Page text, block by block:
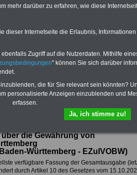
herunterladen, auch für Beschäftigte des
Beamtenversor-gung, Beihilfe, Rund ums
Nebentätigkeitsrecht, Frauen im
Dienst. Man kann die eBooks
ausdrucken und lesen>>>mehr
Informationen
die Gewährung von
Württemberg - EZulVOBW)
verfügbare Fassung der Gesamtausgabe
durch Artikel 10 des Gesetzes vom
mehr darüber zu erfahren, wie diese
dieser Internetseite die Erlaubnis,
Zugriff auf die Nutzerdaten. Mithilfe
" können Sie sich darüber
die für Sie relevant sein könnten?
personalisierte Anzeigen einzublenden und
erfassen.
Ja, ich stimme zu!